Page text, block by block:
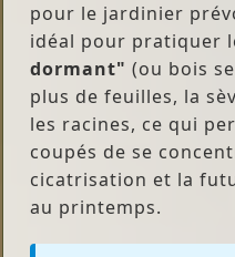
pour le jardinier
idéal pour pratiquer
dormant" (ou bois
plus de feuilles, la
les racines, ce qui
coupés de se
cicatrisation et la
au printemps.